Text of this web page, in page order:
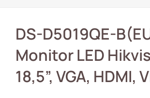
DS-D5019QE-
Monitor LED
18,5”, VGA, HDMI,